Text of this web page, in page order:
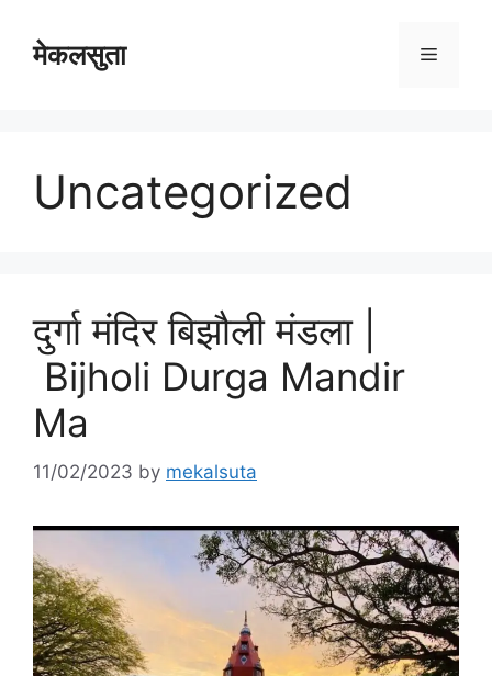
contentमेकलसुता Menu
Uncategorized
दुर्गा मंदिर बिझौली मंडला |
Bijholi Durga Mandir
Ma
11/02/2023 by mekalsuta